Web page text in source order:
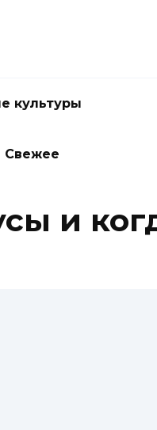
культуры
Свежее
и